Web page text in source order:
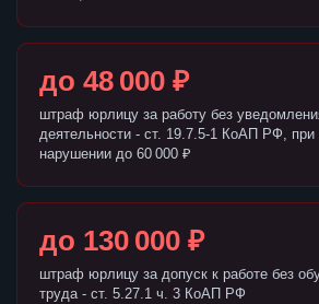
до 48 000 ₽
штраф юрлицу за работу без
деятельности - ст. 19.7.5-1 КоАП РФ, при
нарушении до 60 000 ₽
до 130 000 ₽
штраф юрлицу за допуск к работе без
труда - ст. 5.27.1 ч. 3 КоАП РФ